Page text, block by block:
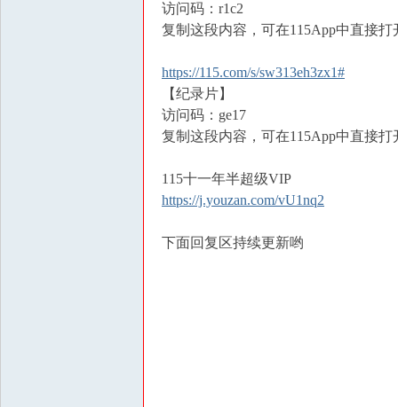
访问码：r1c2
复制这段内容，可在115App中直接打
https://115.com/s/sw313eh3zx1#
【纪录片】
访问码：ge17
复制这段内容，可在115App中直接打
115十一年半超级VIP
https://j.youzan.com/vU1nq2
下面回复区持续更新哟